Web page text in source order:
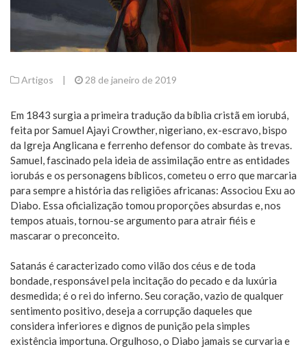
Artigos | 28 de janeiro de 2019
Em 1843 surgia a primeira tradução da bíblia cristã em iorubá,
feita por Samuel Ajayi Crowther, nigeriano, ex-escravo, bispo
da Igreja Anglicana e ferrenho defensor do combate às trevas.
Samuel, fascinado pela ideia de assimilação entre as entidades
iorubás e os personagens bíblicos, cometeu o erro que marcaria
para sempre a história das religiões africanas: Associou Exu ao
Diabo. Essa oficialização tomou proporções absurdas e, nos
tempos atuais, tornou-se argumento para atrair fiéis e
mascarar o preconceito.
Satanás é caracterizado como vilão dos céus e de toda
bondade, responsável pela incitação do pecado e da luxúria
desmedida; é o rei do inferno. Seu coração, vazio de qualquer
sentimento positivo, deseja a corrupção daqueles que
considera inferiores e dignos de punição pela simples
existência importuna. Orgulhoso, o Diabo jamais se curvaria e